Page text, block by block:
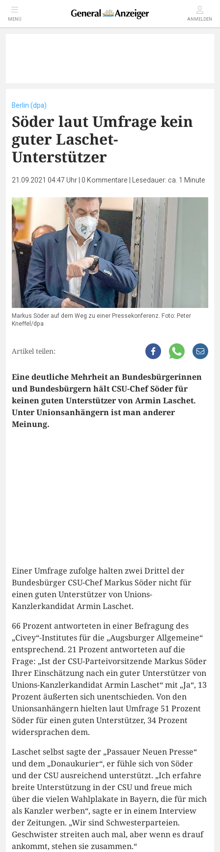
MENÜ ANMELDEN
Berlin (dpa)
Söder laut Umfrage kein
guter Laschet-
Unterstützer
21.09.2021 04:47 Uhr| 0 Kommentare | Lesedauer: ca. 1 Minute
Markus Söder auf dem Weg zu einer Pressekonferenz. Foto: Peter
Kneffel/dpa
Artikel teilen:
Eine deutliche Mehrheit an Bundesbürgerinnen
und Bundesbürgern hält CSU-Chef Söder für
keinen guten Unterstützer von Armin Laschet.
Unter Unionsanhängern ist man anderer
Meinung.
Einer Umfrage zufolge halten zwei Drittel der
Bundesbürger CSU-Chef Markus Söder nicht für
einen guten Unterstützer von Unions-
Kanzlerkandidat Armin Laschet.
66 Prozent antworteten in einer Befragung des
„Civey“-Institutes für die „Augsburger Allgemeine“
entsprechend. 21 Prozent antworteten auf die
Frage: „Ist der CSU-Parteivorsitzende Markus Söder
Ihrer Einschätzung nach ein guter Unterstützer von
Unions-Kanzlerkandidat Armin Laschet“ mit „Ja“, 13
Prozent äußerten sich unentschieden. Von den
Unionsanhängern hielten laut Umfrage 51 Prozent
Söder für einen guten Unterstützer, 34 Prozent
widersprachen dem.
Laschet selbst sagte der „Passauer Neuen Presse“
und dem „Donaukurier“, er fühle sich von Söder
und der CSU ausreichend unterstützt. „Ich erfahre
breite Unterstützung in der CSU und freue mich
über die vielen Wahlplakate in Bayern, die für mich
als Kanzler werben“, sagte er in einem Interview
der Zeitungen. „Wir sind Schwesterparteien.
Geschwister streiten auch mal, aber wenn es drauf
ankommt, stehen sie zusammen.“